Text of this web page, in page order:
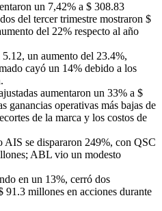
un 7,42% a $ 308.83
del tercer trimestre mostraron $
del 22% respecto al año
un aumento del 23.4%,
cayó un 14% debido a los
aumentaron un 33% a $
ganancias operativas más bajas de
de la marca y los costos de
AIS se dispararon 249%, con QSC
ABL vio un modesto
en un 13%, cerró dos
91.3 millones en acciones durante